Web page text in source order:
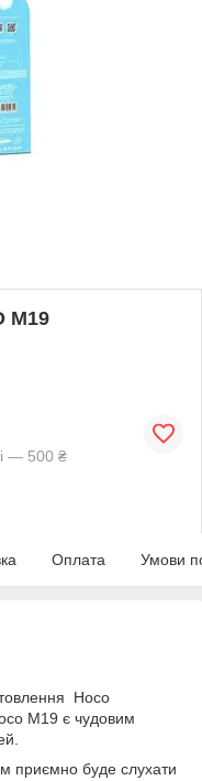
M19
— 500 ₴
Оплата Умови
Hoco
M19 є чудовим
приємно буде слухати